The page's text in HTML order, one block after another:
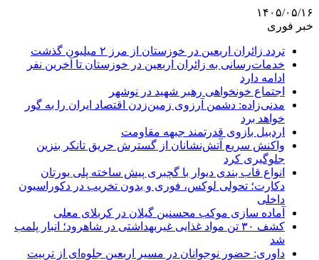
۱۴۰۵/۰۵/۱۶
خبر فوری
تردد زائران اربعین در خوزستان از مرز ۲ میلیون گذشت
خدمات‌رسانی به زائران اربعین در خوزستان تا آخرین نفر
ادامه دارد
اجتماع خونخواهی رهبر شهید در نوشهر
مدنی‌زاده: دشمن آرزوی زمین‌زدن اقتصاد ایران را به گور
خواهد برد
اردبیل بازوی قدرتمند جبهه مقاومت
واکنش سریع آتش‌نشانان از گسترش حریق تانکر بنزین
جلوگیری کرد
انواع قاب بندی دیوار با گچبری پیش ساخته پلی یورتان
دکارت؛ تحولی لوکس، فوری و بدون تخریب در دکوراسیون
داخلی
آماده سازی موکب محسنین گیلان در کربلای معلی
کشف ۳۰ تن مواد غذایی غیربهداشتی در شاهرود؛ انبار پلمب
شد
داوری: حضور نوجوانان در مسیر اربعین جلوه‌ای از تربیت